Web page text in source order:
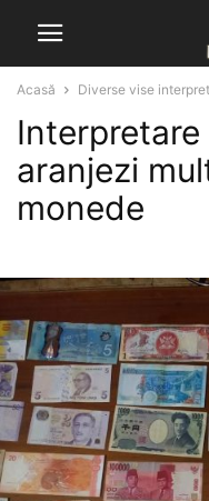
Acasă Diverse vise
aranjezi
monede